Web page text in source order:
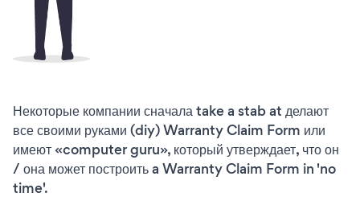
Некоторые компании сначала take a stab at делают
все своими руками (diy) Warranty Claim Form или
имеют «computer guru», который утверждает, что он
/ она может построить a Warranty Claim Form in 'no
time'.